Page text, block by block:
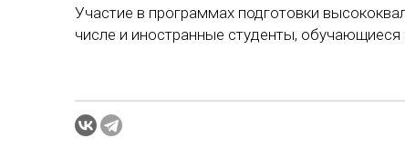
Участие в программах подготовки
числе и иностранные студенты, обучающиеся